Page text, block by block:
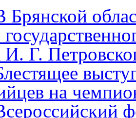
Брянской
И. Г.
на